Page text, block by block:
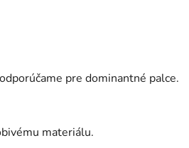
pre dominantné palce.
materiálu.